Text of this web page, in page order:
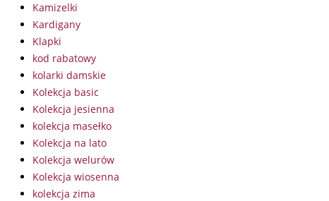
Kamizelki
Kardigany
Klapki
kod rabatowy
kolarki damskie
Kolekcja basic
Kolekcja jesienna
kolekcja masełko
Kolekcja na lato
Kolekcja welurów
Kolekcja wiosenna
kolekcja zima